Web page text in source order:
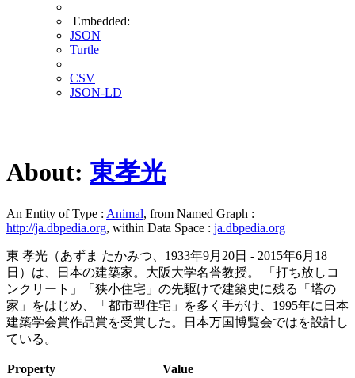
Embedded:
JSON
Turtle
CSV
JSON-LD
About: 東孝光
An Entity of Type : Animal, from Named Graph :
http://ja.dbpedia.org, within Data Space : ja.dbpedia.org
東 孝光（あずま たかみつ、1933年9月20日 - 2015年6月18
日）は、日本の建築家。大阪大学名誉教授。 「打ち放しコ
ンクリート」「狭小住宅」の先駆けで建築史に残る「塔の
家」をはじめ、「都市型住宅」を多く手がけ、1995年に日本
建築学会賞作品賞を受賞した。日本万国博覧会ではを設計し
ている。
Property Value